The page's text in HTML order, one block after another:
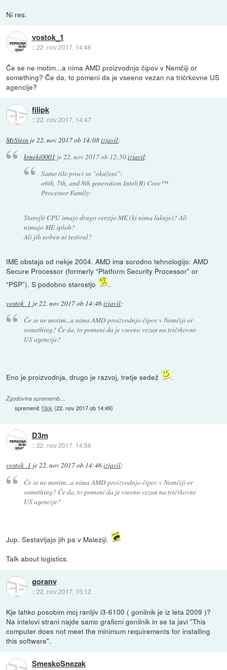
Ni res.
vostok_1
::22. nov 2017, 14:46
Če se ne motim...a nima AMD proizvodnjo čipov v Nemčiji or
something? Če da, to pomeni da je vseeno vezan na tričrkovne US
agencije?
filipk
::22. nov 2017, 14:47
MrStein je22. nov 2017 ob 14:08izjavil:
krneki0001 je22. nov 2017 ob 12:50izjavil:
Samo tile proci so "okuženi":
o6th, 7th, and 8th generation Intel(R) Core™
Processor Family:
Starejši CPU imajo drugo verzijo ME (ki nima luknje)? Ali
nimajo ME sploh?
Ali jih noben ni testiral?
IME obstaja od nekje 2004. AMD ima sorodno tehnologijo: AMD
Secure Processor (formerly “Platform Security Processor” or
“PSP”). S podobno starostjo
.
vostok_1 je22. nov 2017 ob 14:46izjavil:
Če se ne motim...a nima AMD proizvodnjo čipov v Nemčiji or
something? Če da, to pomeni da je vseeno vezan na tričrkovne
US agencije?
Eno je proizvodnja, drugo je razvoj, tretje sedež .
Zgodovina sprememb…
spremenil:filipk (22. nov 2017 ob 14:49)
D3m
::22. nov 2017, 14:56
vostok_1 je22. nov 2017 ob 14:46izjavil:
Če se ne motim...a nima AMD proizvodnjo čipov v Nemčiji or
something? Če da, to pomeni da je vseeno vezan na tričrkovne
US agencije?
Jup. Sestavljajo jih pa v Maleziji.
Talk about logistics.
goranv
::22. nov 2017, 15:12
Kje lahko posobim moj ranljiv i3-6100 ( gonilnik je iz leta 2009 )?
Na intelovi strani najde samo graficni gonilnik in se ta javi "This
computer does not meet the minimum requirements for installing
this software".
SmeskoSnezak